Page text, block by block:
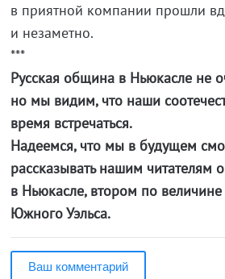
в приятной компании прошли
и незаметно.
***
Русская община в Ньюкасле не
но мы видим, что наши
время встречаться.
Надеемся, что мы в будущем
рассказывать нашим читателям
в Ньюкасле, втором по
Южного Уэльса.
Ваш комментарий